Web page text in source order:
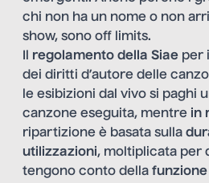
chi non ha un nome o non
show, sono off limits.
regolamento della Siae per
dei diritti d’autore delle
le esibizioni dal vivo si paghi
canzone eseguita, mentre in
ripartizione è basata sulla
utilizzazioni, moltiplicata per
tengono conto della